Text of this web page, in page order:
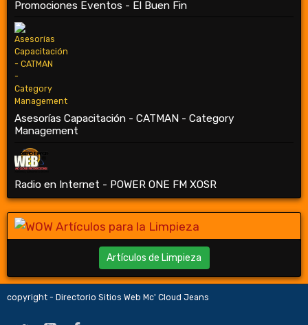
Promociones Eventos - El Buen Fin
Asesorías Capacitación - CATMAN - Category
Management
Radio en Internet - POWER ONE FM XOSR
Artículos de Limpieza
copyright - Directorio Sitios Web Mc' Cloud Jeans